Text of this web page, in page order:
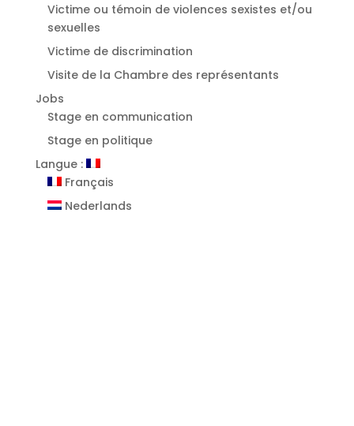
Victime ou témoin de violences sexistes et/ou
sexuelles
⁠Victime de discrimination
Visite de la Chambre des représentants
Jobs
Stage en communication
Stage en politique
Langue :
Français
Nederlands